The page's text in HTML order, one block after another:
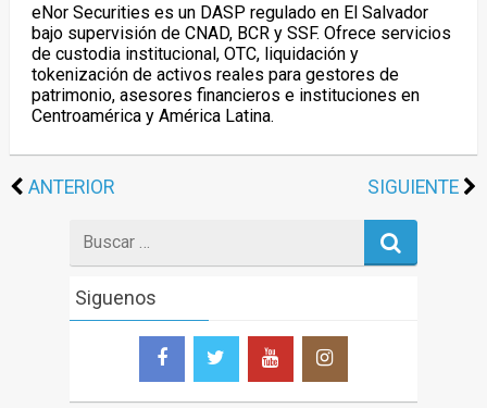
eNor Securities es un DASP regulado en El Salvador
bajo supervisión de CNAD, BCR y SSF. Ofrece servicios
de custodia institucional, OTC, liquidación y
tokenización de activos reales para gestores de
patrimonio, asesores financieros e instituciones en
Centroamérica y América Latina.
ANTERIOR SIGUIENTE
Search
for
Siguenos